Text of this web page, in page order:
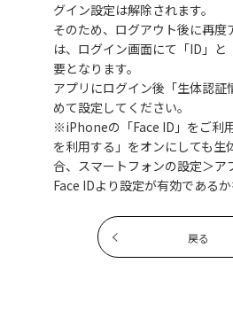
グイン設定は解除されます。
そのため、ログアウト後に再
は、ログイン画面にて「ID」
要となります。
アプリにログイン後「生体認
めて設定してください。
※iPhoneの「Face ID」をご利
を利用する」をオンにしても生
合、スマートフォンの設定＞ア
Face IDより設定が有効であるか
戻る